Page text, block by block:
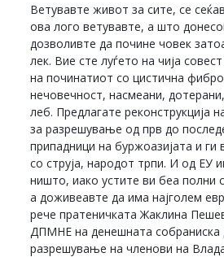
Ветувавте живот за сите, се
ова лого ветувавте, а што
дозволивте да почине човек
лек. Вие сте луѓето на чија
на починатиот со цистична
нечовечност, насмеани,
леб. Предлагате реконструкција
за разрешување од прв до
припадници на буржоазијата и ги
со струја, народот трпи. И од ЕУ
ништо, иако устите ви беа полни
а доживеавте да има најголем
рече пратеничката Жаклина
ДПМНЕ на денешната собраниска
разрешување на членови на